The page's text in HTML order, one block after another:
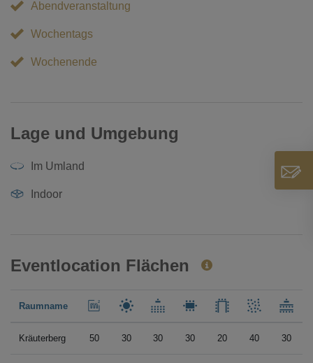
Abendveranstaltung
Wochentags
Wochenende
Lage und Umgebung
Im Umland
Indoor
Eventlocation Flächen
Raumname
Kräuterberg 50 30 30 30 20 40 30